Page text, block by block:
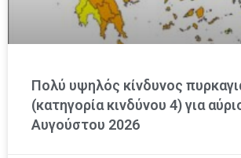
Πολύ υψηλός κίνδυνος
(κατηγορία κινδύνου 4) για
Αυγούστου 2026